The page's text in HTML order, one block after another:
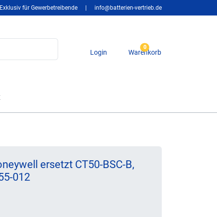
Exklusiv für Gewerbetreibende info@batterien-vertrieb.de
Login
0
Warenkorb
ersetzt CT50-BSC-B,
012